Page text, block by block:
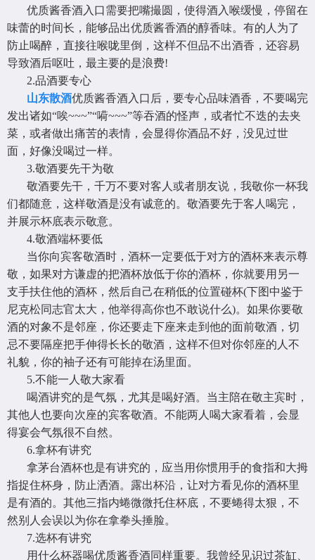
优质酱香酒入口需要把嘴撮圆，使得酒入喉缓慢，停留在
味蕾的时间长，能够品出优质酱香酒的醇香味。有的人为了
防止喝醉，直接往喉咙里倒，这样不但品不出酒香，还容易
导致酒后呕吐，最主要的是浪费!
2.品酒要专心
山东散酒优质酱香酒入口后，要专心品味酒香，不要喝完
发出诸如“唉~~~”“嗬~~~”等吞酒的怪声，或者忙不迭的去夹
菜，或者做出痛苦的表情，会显得你酒品不好，没见过世
面，好像没喝过一样。
3.敬酒要先干为敬
敬酒要先干，千万不要对客人或者朋友说，我敬你一杯我
们都随意，这样敬酒是没有诚意的。敬酒要先于客人喝完，
并展示杯底表示敬意。
4.敬酒端杯要低
当你向宾客敬酒时，酒杯一定要低于对方的酒杯来表示尊
敬，如果对方谦虚的把酒杯放低于你的酒杯，你就要用另一
支手扶住他的酒杯，然后自己在稍低的位置碰杯(下图中鉴于
尼克松同志官太大，他举得高你也不敢说什么)。如果你要敬
酒的对象不是邻座，你还要走下座来走到他的面前敬酒，切
忌不要隔座把手伸得长长的敬酒，这样不但对你邻座的人不
礼貌，你的袖子还有可能掉在汤里面。
5.不能一人敬大家看
喝酒讲究的是气氛，尤其是喝好酒。当主陪在敬主宾时，
其他人也要向次座的宾客敬酒。不能两人喝大家看着，会显
得宴会气氛很不自然。
6.拿杯有讲究
拿茅台酒杯也是有讲究的，应当用你惯用手的食指和大拇
指捉住杯身，防止洒酒。露出杯沿，让对方看见你的酒杯里
是有酒的。其他三指内蜷微微托住杯底，不要蜷得太狠，不
然别人会误以为你在拿拳头捶脸。
7.选杯有讲究
用什么杯器喝优质酱香酒同样重要。我曾经见识过茶缸、